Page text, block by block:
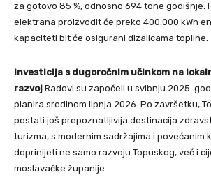
za gotovo 85 %, odnosno 694 tone godišnje.
elektrana proizvodit će preko 400.000 kWh
kapaciteti bit će osigurani dizalicama topline.
Investicija s dugoročnim učinkom na
razvoj Radovi su započeli u svibnju 2025.
planira sredinom lipnja 2026. Po završetku,
postati još prepoznatljivija destinacija
turizma, s modernim sadržajima i povećanim
doprinijeti ne samo razvoju Topuskog, već i
moslavačke županije.